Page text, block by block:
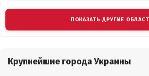
ПОКАЗАТЬ ДРУГИЕ
Крупнейшие города Украины